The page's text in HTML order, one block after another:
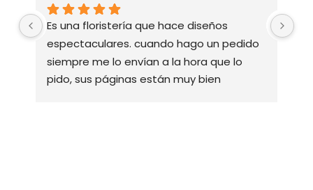
Es una floristería que hace diseños
espectaculares. cuando hago un pedido
siempre me lo envían a la hora que lo
pido, sus páginas están muy bien